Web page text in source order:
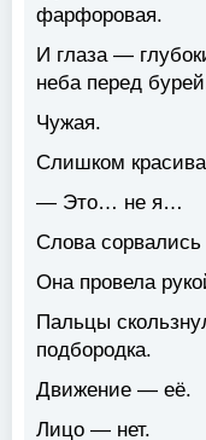
фарфоровая.
И глаза —
неба перед
Чужая.
Слишком
— Это… не я…
Слова сорвались
Она провела
Пальцы
подбородка.
Движение — её.
Лицо — нет.